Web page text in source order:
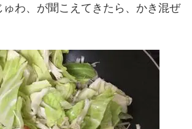
ゅわ、が聞こえてきたら、かき混ぜ